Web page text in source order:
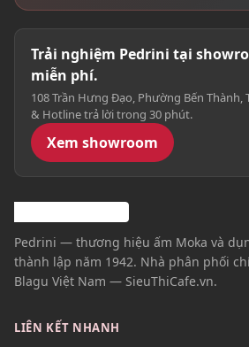
Trải nghiệm Pedrini tại
miễn phí.
108 Trần Hưng Đạo, Phường Bến Thành,
& Hotline trả lời trong 30 phút.
Xem showroom
Pedrini — thương hiệu ấm Moka và
thành lập năm 1942. Nhà phân phối
Blagu Việt Nam — SieuThiCafe.vn.
LIÊN KẾT NHANH